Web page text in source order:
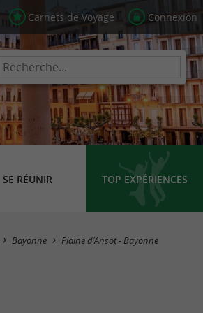
Carnets de Voyage Connexion
SE RÉUNIR TOP EXPÉRIENCES
Bayonne Plaine d'Ansot - Bayonne